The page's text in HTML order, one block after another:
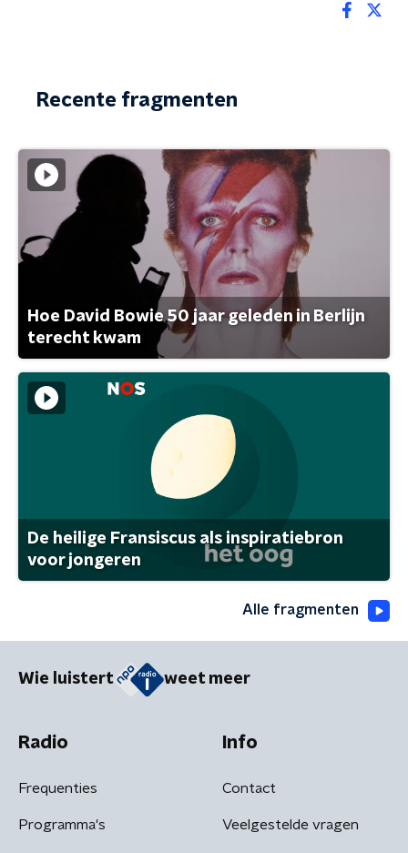
Recente fragmenten
Hoe David Bowie 50 jaar geleden in Berlijn
terecht kwam
De heilige Fransiscus als inspiratiebron
voor jongeren
Alle fragmenten
Wie luistert weet meer
Radio
Frequenties
Programma's
Info
Contact
Veelgestelde vragen